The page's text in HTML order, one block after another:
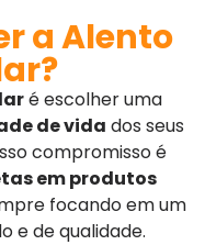
a Alento
é escolher uma
de vida dos seus
compromisso é
em produtos
focando em um
e de qualidade.